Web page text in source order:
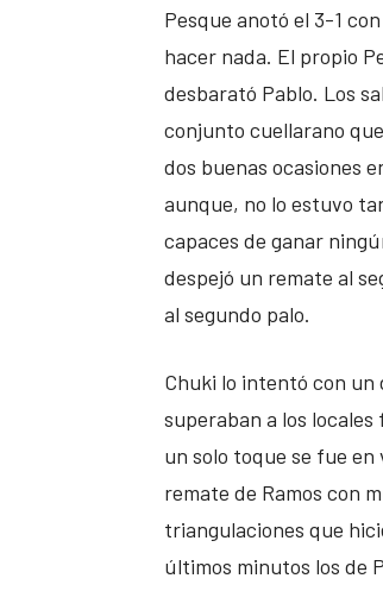
Pesque anotó el 3-1
hacer nada. El propio
desbarató Pablo. Los
conjunto cuellarano
dos buenas ocasiones
aunque, no lo estuvo
capaces de ganar
despejó un remate al
al segundo palo.
Chuki lo intentó con un
superaban a los locales
un solo toque se fue
remate de Ramos con
triangulaciones que
últimos minutos los de